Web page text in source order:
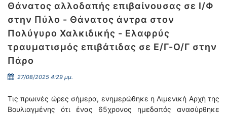
Θάνατος αλλοδαπής επιβαίνουσας σε Ι/Φ
στην Πύλο - Θάνατος άντρα στον
Πολύγυρο Χαλκιδικής - Ελαφρύς
τραυματισμός επιβάτιδας σε Ε/Γ-Ο/Γ στην
Πάρο
27/08/2025 4:29 μμ.
Τις πρωινές ώρες σήμερα, ενημερώθηκε η Λιμενική Αρχή της
Βουλιαγμένης ότι ένας 65χρονος ημεδαπός ανασύρθηκε